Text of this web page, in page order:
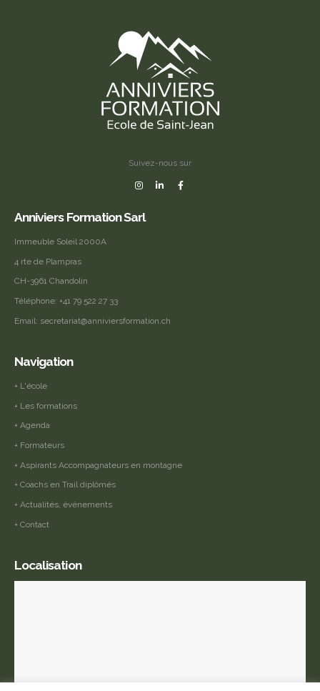
Suivez-nous sur
Anniviers Formation Sarl
Immeuble Soleil 2000A
4 rte de Plampras
CH-3961 Chandolin
Téléphone: +41 79 522 27 33
Email: secretariat@anniviersformation.ch
Navigation
+ L'école
+ Les formations
+ Agenda
+ Formateurs
+ Aspirants Accompagnateurs en montagne
+ Coachs en Trail diplômés
+ Actualités, événements
+ Contact
Localisation